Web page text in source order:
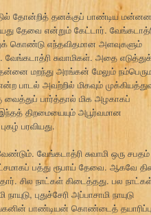
தோன்றித் தனக்குப் பாண்டிய
தேவை என்றும் கேட்டார்.
கொண்டு எந்தவிதமான அளவுகளும்
சுவாமிகள். அதை
மறந்து அரங்கன் மேலும்
பாடல் அவற்றில் மிகவும்
வைத்துப் பார்த்தால் மிக அழகாகப்
திறமையையும் அபூர்வமான
பரவியது.
வேங்கடாத்ரி சுவாமி ஒரு சபதம்
பத்து ரூபாய் தேவை. ஆகவே
சில நாட்கள் கிடைத்தது. பல
புதுச்சேரி அப்பாசாமி நாயுடு
பாண்டியன் கொண்டைத்